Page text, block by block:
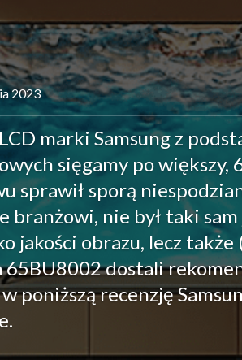
2023
marki Samsung z
sięgamy po większy,
sprawił sporą
nie był taki
jakości obrazu, lecz także
dostali
poniższą recenzję